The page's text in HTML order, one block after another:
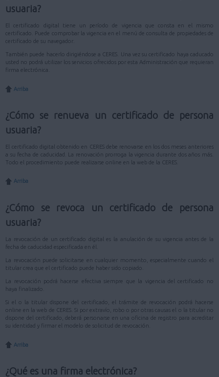
usuaria?
El certificado digital tiene un período de vigencia que consta en el mismo
certificado. Puede comprobar la vigencia en el menú de consulta de propiedades de
certificado de su navegador.
También puede hacerlo dirigiéndose a CERES. Una vez su certificado haya caducado
usted no podrá utilizar los servicios ofrecidos por esta Administración que requieran
firma electrónica.
Arriba
¿Cómo se renueva un certificado de persona
usuaria?
El certificado digital obtenido en CERES debe renovarse en los dos meses anteriores
a su fecha de caducidad. La renovación prorroga la vigencia durante dos años más.
Todo el procedimiento puede realizarse online en la web de la CERES.
Arriba
¿Cómo se revoca un certificado de persona
usuaria?
La revocación de un certificado digital es la anulación de su vigencia antes de la
fecha de caducidad especificada en él.
La revocación puede solicitarse en cualquier momento, especialmente cuando el
titular crea que el certificado puede haber sido copiado.
La revocación podrá hacerse efectiva siempre que la vigencia del certificado no
haya finalizado.
Si el o la titular dispone del certificado, el trámite de revocación podrá hacerse
online en la web de CERES. Si por extravío, robo o por otras causas el o la titular no
dispone del certificado, deberá personarse en una oficina de registro para acreditar
su identidad y firmar el modelo de solicitud de revocación.
Arriba
¿Qué es una firma electrónica?